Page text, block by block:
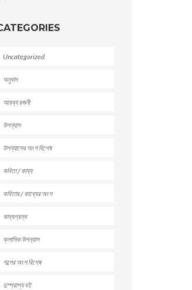
Uncategorized
অনুবাদ
আরব্য রজনী
উপন্যাস
উপন্যাসের অংশ বিশেষ
কবিতা / কাব্য
কবিতার / কাব্যের অংশ
কাব্যগ্রন্থ
ক্লাসিক উপন্যাস
গল্পের অংশ বিশেষ
দুস্প্রাপ্য বই